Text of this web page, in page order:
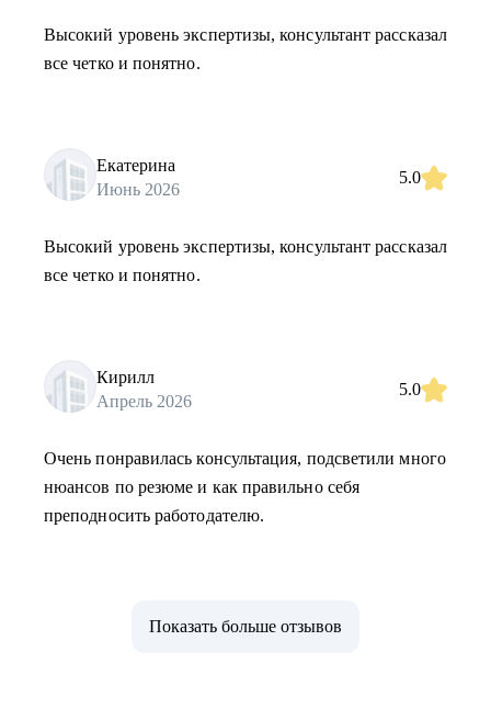
Высокий уровень экспертизы, консультант рассказал
все четко и понятно.
Екатерина
Июнь 2026
5.0
Высокий уровень экспертизы, консультант рассказал
все четко и понятно.
Кирилл
Апрель 2026
5.0
Очень понравилась консультация, подсветили много
нюансов по резюме и как правильно себя
преподносить работодателю.
Показать больше отзывов